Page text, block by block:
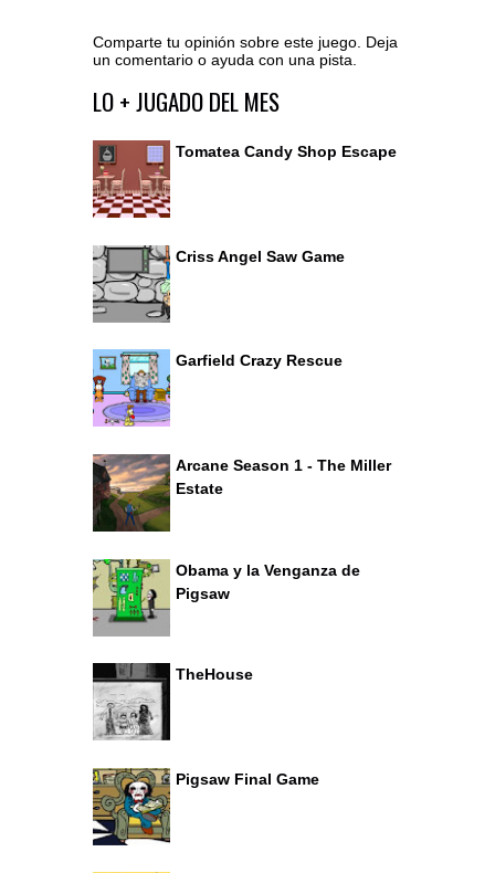
Comparte tu opinión sobre este juego. Deja
un comentario o ayuda con una pista.
Ir al editor de comentarios
LO + JUGADO DEL MES
Tomatea Candy Shop Escape
Criss Angel Saw Game
Garfield Crazy Rescue
Arcane Season 1 - The Miller
Estate
Obama y la Venganza de
Pigsaw
TheHouse
Pigsaw Final Game